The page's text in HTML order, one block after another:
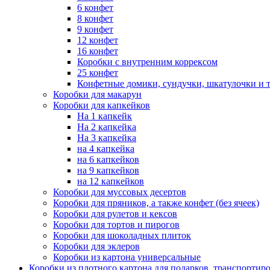
6 конфет
8 конфет
9 конфет
12 конфет
16 конфет
Коробки с внутренним коррексом
25 конфет
Конфетные домики, сундучки, шкатулочки и
Коробки для макарун
Коробки для капкейков
На 1 капкейк
На 2 капкейка
На 3 капкейка
на 4 капкейка
на 6 капкейков
на 9 капкейков
на 12 капкейков
Коробки для муссовых десертов
Коробки для пряников, а также конфет (без ячеек)
Коробки для рулетов и кексов
Коробки для тортов и пирогов
Коробки для шоколадных плиток
Коробки для эклеров
Коробки из картона универсальные
Коробки из плотного картона для подарков,